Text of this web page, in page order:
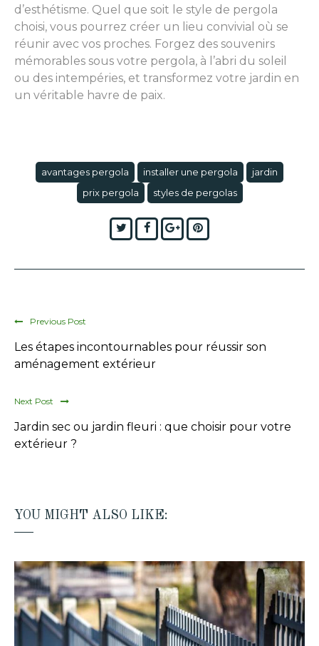
d’esthétisme. Quel que soit le style de pergola
choisi, vous pourrez créer un lieu convivial où se
réunir avec vos proches. Forgez des souvenirs
mémorables sous votre pergola, à l’abri du soleil
ou des intempéries, et transformez votre jardin en
un véritable havre de paix.
avantages pergola installer une pergola
jardin
prix pergola
styles de pergolas
TwitterFacebook
Google+Pinterest
Previous Post
Les étapes incontournables pour réussir son
aménagement extérieur
Next Post
Jardin sec ou jardin fleuri : que choisir pour votre
extérieur ?
YOU MIGHT ALSO LIKE: